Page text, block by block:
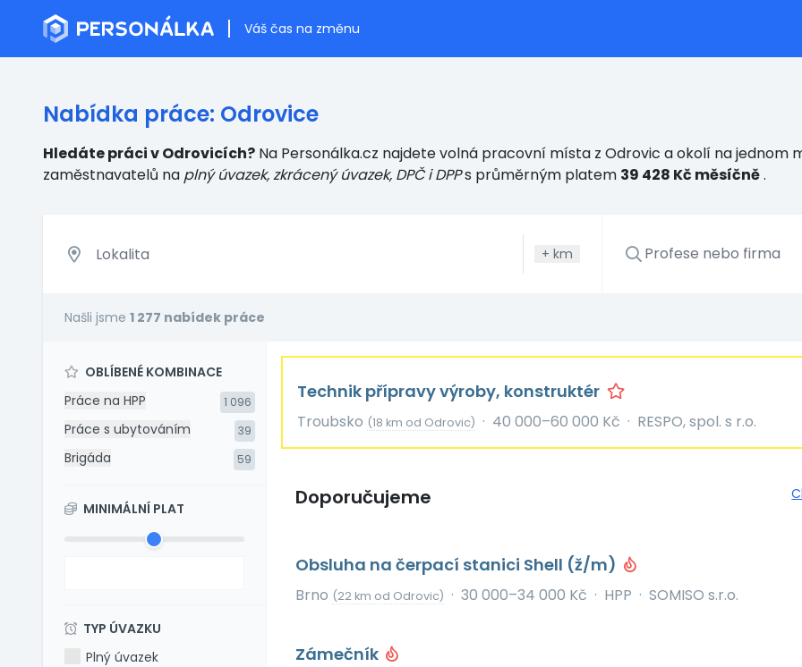
Váš čas na změnu
Nabídka práce: Odrovice
Hledáte práci v Odrovicích? Na Personálka.cz najdete volná pracovní místa z Odrovic a okolí na jednom
zaměstnavatelů na plný úvazek, zkrácený úvazek, DPČ i DPPs průměrným platem 39 428 Kč měsíčně.
+ km
Našli jsme 1 277 nabídek práce
OBLÍBENÉ KOMBINACE
Práce na HPP
1 096
Práce s ubytováním 39
Brigáda 59
MINIMÁLNÍ PLAT
TYP ÚVAZKU
Plný úvazek
Technik přípravy výroby, konstruktér
Troubsko (18 km od Odrovic) · 40 000–60 000 Kč · RESPO, spol. s r.o.
Doporučujeme
Obsluha na čerpací stanici Shell (ž/m)
Brno (22 km od Odrovic) · 30 000–34 000 Kč · HPP · SOMISO s.r.o.
Zámečník